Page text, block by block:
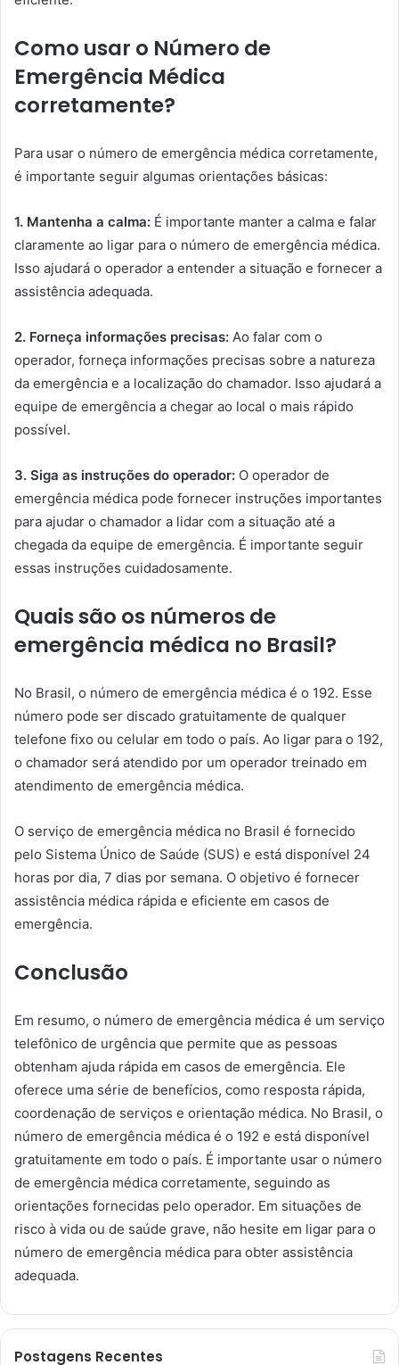
Como usar o Número de
Emergência Médica
corretamente?
Para usar o número de emergência médica corretamente,
é importante seguir algumas orientações básicas:
1. Mantenha a calma: É importante manter a calma e falar
claramente ao ligar para o número de emergência médica.
Isso ajudará o operador a entender a situação e fornecer a
assistência adequada.
2. Forneça informações precisas: Ao falar com o
operador, forneça informações precisas sobre a natureza
da emergência e a localização do chamador. Isso ajudará a
equipe de emergência a chegar ao local o mais rápido
possível.
3. Siga as instruções do operador: O operador de
emergência médica pode fornecer instruções importantes
para ajudar o chamador a lidar com a situação até a
chegada da equipe de emergência. É importante seguir
essas instruções cuidadosamente.
Quais são os números de
emergência médica no Brasil?
No Brasil, o número de emergência médica é o 192. Esse
número pode ser discado gratuitamente de qualquer
telefone fixo ou celular em todo o país. Ao ligar para o 192,
o chamador será atendido por um operador treinado em
atendimento de emergência médica.
O serviço de emergência médica no Brasil é fornecido
pelo Sistema Único de Saúde (SUS) e está disponível 24
horas por dia, 7 dias por semana. O objetivo é fornecer
assistência médica rápida e eficiente em casos de
emergência.
Conclusão
Em resumo, o número de emergência médica é um serviço
telefônico de urgência que permite que as pessoas
obtenham ajuda rápida em casos de emergência. Ele
oferece uma série de benefícios, como resposta rápida,
coordenação de serviços e orientação médica. No Brasil, o
número de emergência médica é o 192 e está disponível
gratuitamente em todo o país. É importante usar o número
de emergência médica corretamente, seguindo as
orientações fornecidas pelo operador. Em situações de
risco à vida ou de saúde grave, não hesite em ligar para o
número de emergência médica para obter assistência
adequada.
Postagens Recentes